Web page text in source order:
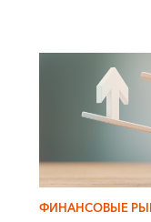
ФИНАНСОВЫЕ